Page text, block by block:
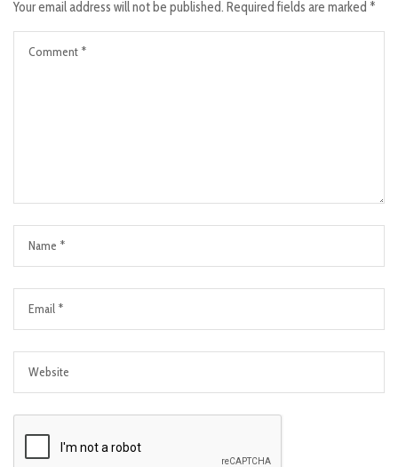
Your email address will not be published. Required fields are marked *